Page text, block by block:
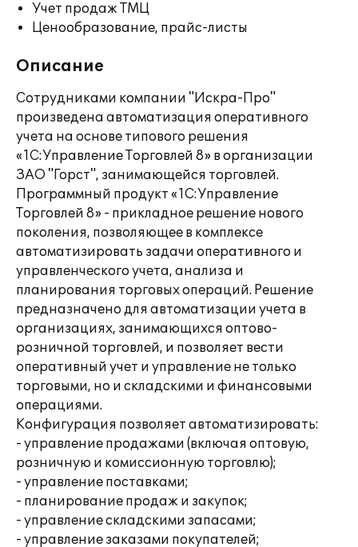
Учет продаж ТМЦ
Ценообразование, прайс-листы
Описание
Сотрудниками компании "Искра-Про"
произведена автоматизация оперативного
учета на основе типового решения
«1С:Управление Торговлей 8» в организации
ЗАО "Горст", занимающейся торговлей.
Программный продукт «1С:Управление
Торговлей 8» - прикладное решение нового
поколения, позволяющее в комплексе
автоматизировать задачи оперативного и
управленческого учета, анализа и
планирования торговых операций. Решение
предназначено для автоматизации учета в
организациях, занимающихся оптово-
розничной торговлей, и позволяет вести
оперативный учет и управление не только
торговыми, но и складскими и финансовыми
операциями.
Конфигурация позволяет автоматизировать:
- управление продажами (включая оптовую,
розничную и комиссионную торговлю);
- управление поставками;
- планирование продаж и закупок;
- управление складскими запасами;
- управление заказами покупателей;